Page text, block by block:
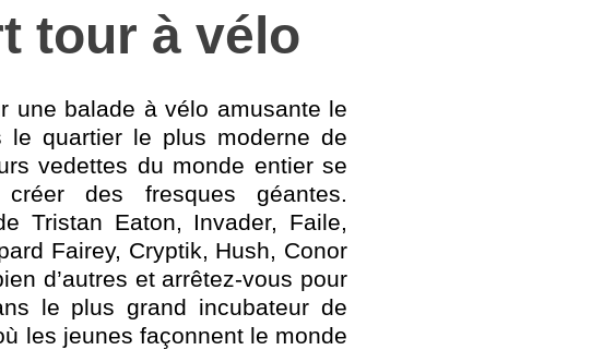
tour à vélo
une balade à vélo amusante le
le quartier le plus moderne de
vedettes du monde entier se
des fresques géantes.
Tristan Eaton, Invader, Faile,
Fairey, Cryptik, Hush, Conor
d’autres et arrêtez-vous pour
le plus grand incubateur de
les jeunes façonnent le monde